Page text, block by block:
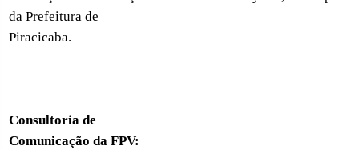
da Prefeitura de
Piracicaba.
Consultoria de
Comunicação da FPV: